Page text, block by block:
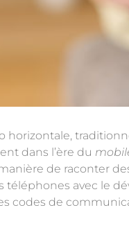
horizontale,
dans l’ère du
de raconter
téléphones avec le
codes de